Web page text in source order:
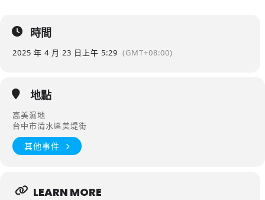
時間
2025 年 4 月 23 日 上午 5:29 (GMT+08:00)
地點
高美濕地
台中市清水區美堤街
其他事件
LEARN MORE